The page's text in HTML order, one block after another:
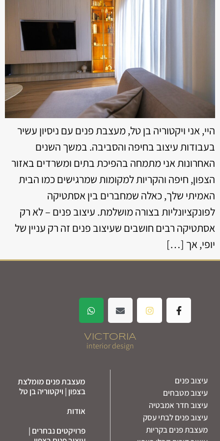
היי, אני ויקטוריה בן טל, מעצבת פנים עם ניסיון עשיר
בעבודות עיצוב בחיפה והסביבה. במשך השנים
האחרונות אני מתמחה בהפיכת בתים ומשרדים באזור
הצפון, חיפה והקריות למקומות שמרגישים כמו הבית
האמיתי שלך, כאלה שמחברים בין אסתטיקה
לפונקציונליות בצורה מושלמת. עיצוב פנים – לא רק
אסתטיקה רבים חושבים שעיצוב פנים זה רק עניין של
יופי, אך […]
מעצבת פנים מומלצת
בצפון | ויקטוריה בן טל
אודות
פרויקטים נבחרים |
עיצוב פנים
עיצוב מטבחים
עיצוב חדר אמבטיה
עיצוב פנים לבתי עסק
מעצבת פנים בקריות
VICTORIA
interior design